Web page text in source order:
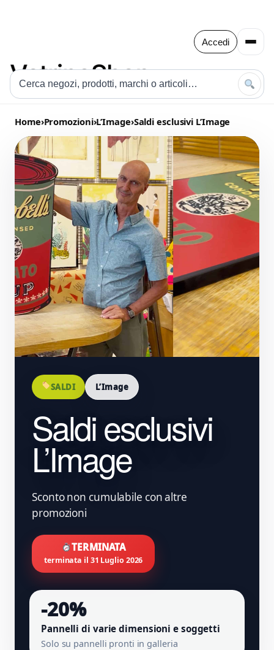
Accedi
Home›Promozioni›L’Image›Saldi esclusivi L’Image
SALDI L’Image
Saldi esclusivi
L’Image
Sconto non cumulabile con altre
promozioni
TERMINATA
terminata il 31 Luglio 2026
-20%
Pannelli di varie dimensioni e soggetti
Solo su pannelli pronti in galleria